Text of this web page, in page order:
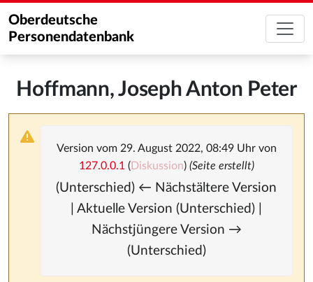
Oberdeutsche
Personendatenbank
Hoffmann, Joseph Anton Peter
Version vom 29. August 2022, 08:49 Uhr von
127.0.0.1 (Diskussion) (Seite erstellt)
(Unterschied) ← Nächstältere Version
| Aktuelle Version (Unterschied) |
Nächstjüngere Version →
(Unterschied)